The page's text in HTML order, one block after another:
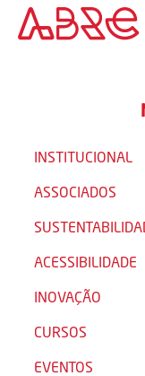
INSTITUCIONAL
ASSOCIADOS
ACESSIBILIDADE
INOVAÇÃO
CURSOS
EVENTOS